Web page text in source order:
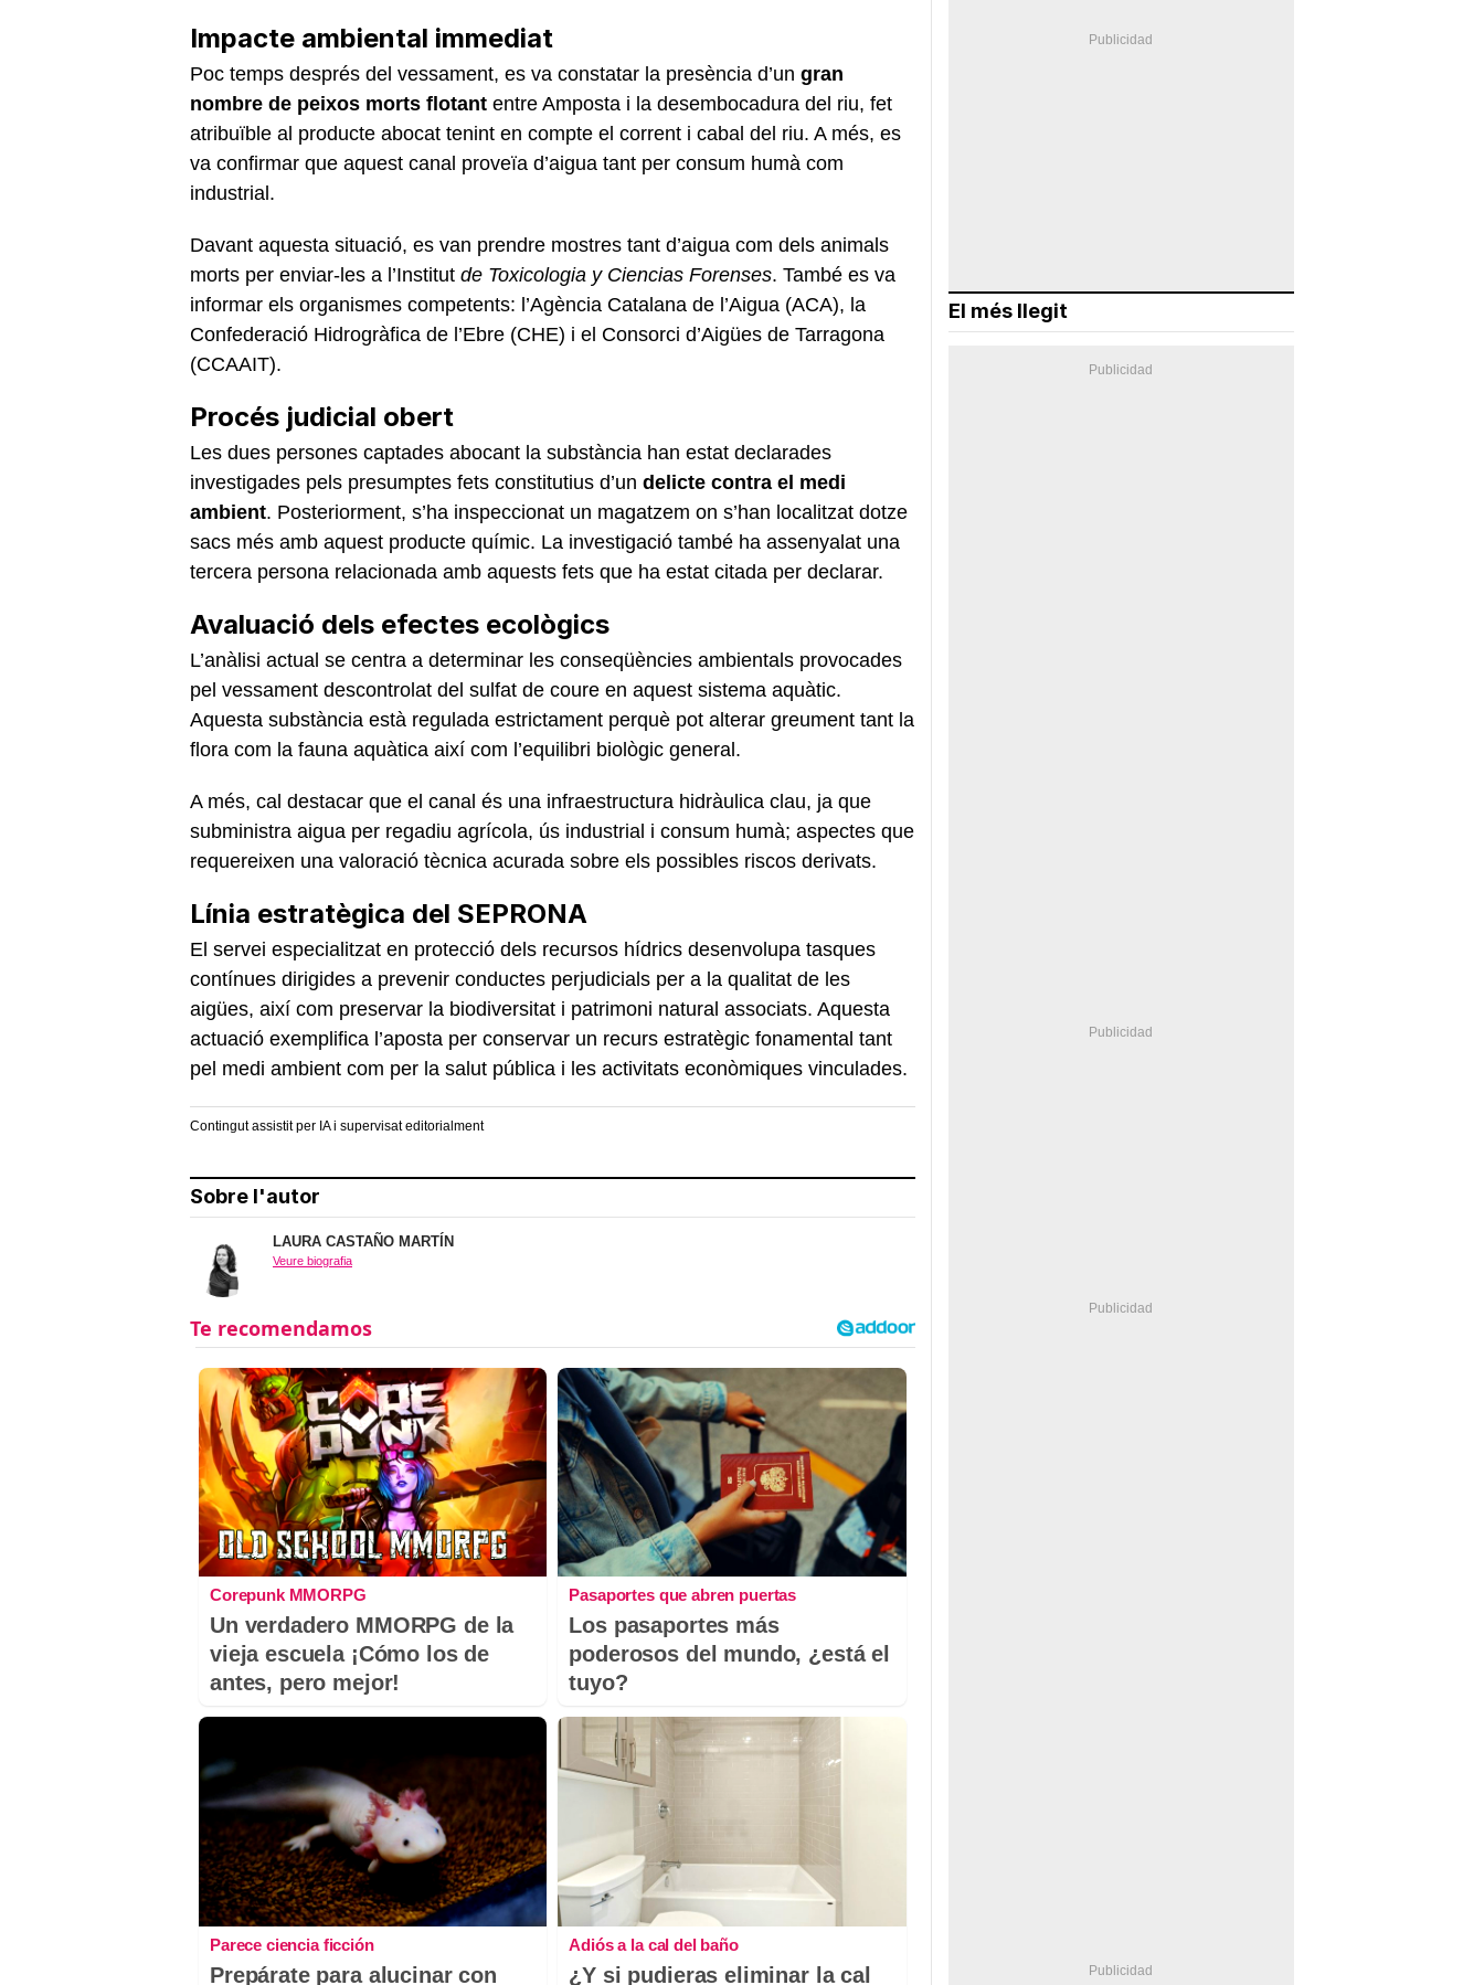
Impacte ambiental immediat
Poc temps després del vessament, es va constatar la presència d’un gran
nombre de peixos morts flotant entre Amposta i la desembocadura del riu, fet
atribuïble al producte abocat tenint en compte el corrent i cabal del riu. A més, es
va confirmar que aquest canal proveïa d’aigua tant per consum humà com
industrial.
Davant aquesta situació, es van prendre mostres tant d’aigua com dels animals
morts per enviar-les a l’Institut de Toxicologia y Ciencias Forenses. També es va
informar els organismes competents: l’Agència Catalana de l’Aigua (ACA), la
Confederació Hidrogràfica de l’Ebre (CHE) i el Consorci d’Aigües de Tarragona
(CCAAIT).
Procés judicial obert
Les dues persones captades abocant la substància han estat declarades
investigades pels presumptes fets constitutius d’un delicte contra el medi
ambient. Posteriorment, s’ha inspeccionat un magatzem on s’han localitzat dotze
sacs més amb aquest producte químic. La investigació també ha assenyalat una
tercera persona relacionada amb aquests fets que ha estat citada per declarar.
Avaluació dels efectes ecològics
L’anàlisi actual se centra a determinar les conseqüències ambientals provocades
pel vessament descontrolat del sulfat de coure en aquest sistema aquàtic.
Aquesta substància està regulada estrictament perquè pot alterar greument tant la
flora com la fauna aquàtica així com l’equilibri biològic general.
A més, cal destacar que el canal és una infraestructura hidràulica clau, ja que
subministra aigua per regadiu agrícola, ús industrial i consum humà; aspectes que
requereixen una valoració tècnica acurada sobre els possibles riscos derivats.
Línia estratègica del SEPRONA
El servei especialitzat en protecció dels recursos hídrics desenvolupa tasques
contínues dirigides a prevenir conductes perjudicials per a la qualitat de les
aigües, així com preservar la biodiversitat i patrimoni natural associats. Aquesta
actuació exemplifica l’aposta per conservar un recurs estratègic fonamental tant
pel medi ambient com per la salut pública i les activitats econòmiques vinculades.
Contingut assistit per IA i supervisat editorialment
Sobre l'autor
LAURA CASTAÑO MARTÍN
Veure biografia
Corepunk MMORPG
Un verdadero MMORPG de la
vieja escuela ¡Cómo los de
antes, pero mejor!
Pasaportes que abren puertas
Los pasaportes más
poderosos del mundo, ¿está el
tuyo?
Parece ciencia ficción
Prepárate para alucinar con
Adiós a la cal del baño
¿Y si pudieras eliminar la cal
El més llegit